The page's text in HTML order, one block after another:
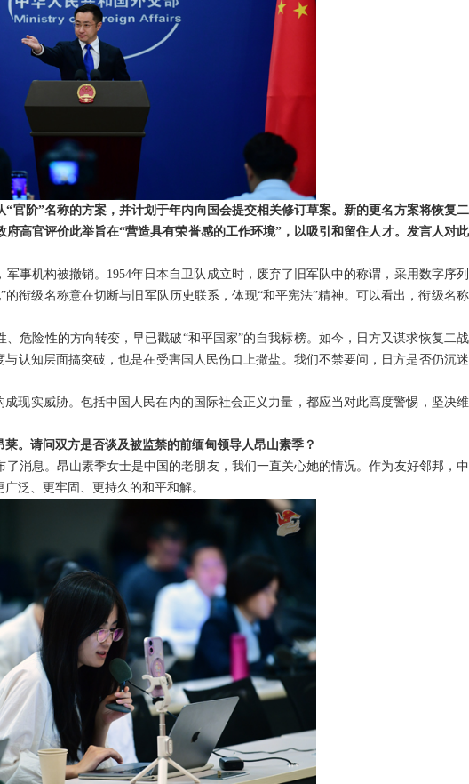
“官阶”名称的方案，并计划于年内向国会提交相关修订草案。新的更名方案将恢复
高官评价此举旨在“营造具有荣誉感的工作环境”，以吸引和留住人才。发言人对
事机构被撤销。1954年日本自卫队成立时，废弃了旧军队中的称谓，采用数字序
衔级名称意在切断与旧军队历史联系，体现“和平宪法”精神。可以看出，衔级名称
危险性的方向转变，早已戳破“和平国家”的自我标榜。如今，日方又谋求恢复二
认知层面搞突破，也是在受害国人民伤口上撒盐。我们不禁要问，日方是否仍沉
现实威胁。包括中国人民在内的国际社会正义力量，都应当对此高度警惕，坚决
。请问双方是否谈及被监禁的前缅甸领导人昂山素季？
消息。昂山素季女士是中国的老朋友，我们一直关心她的情况。作为友好邻邦，
泛、更牢固、更持久的和平和解。